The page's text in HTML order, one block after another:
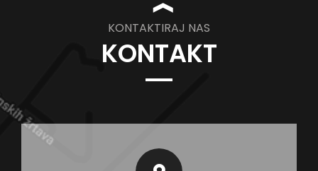
❱
KONTAKTIRAJ NAS
KONTAKT